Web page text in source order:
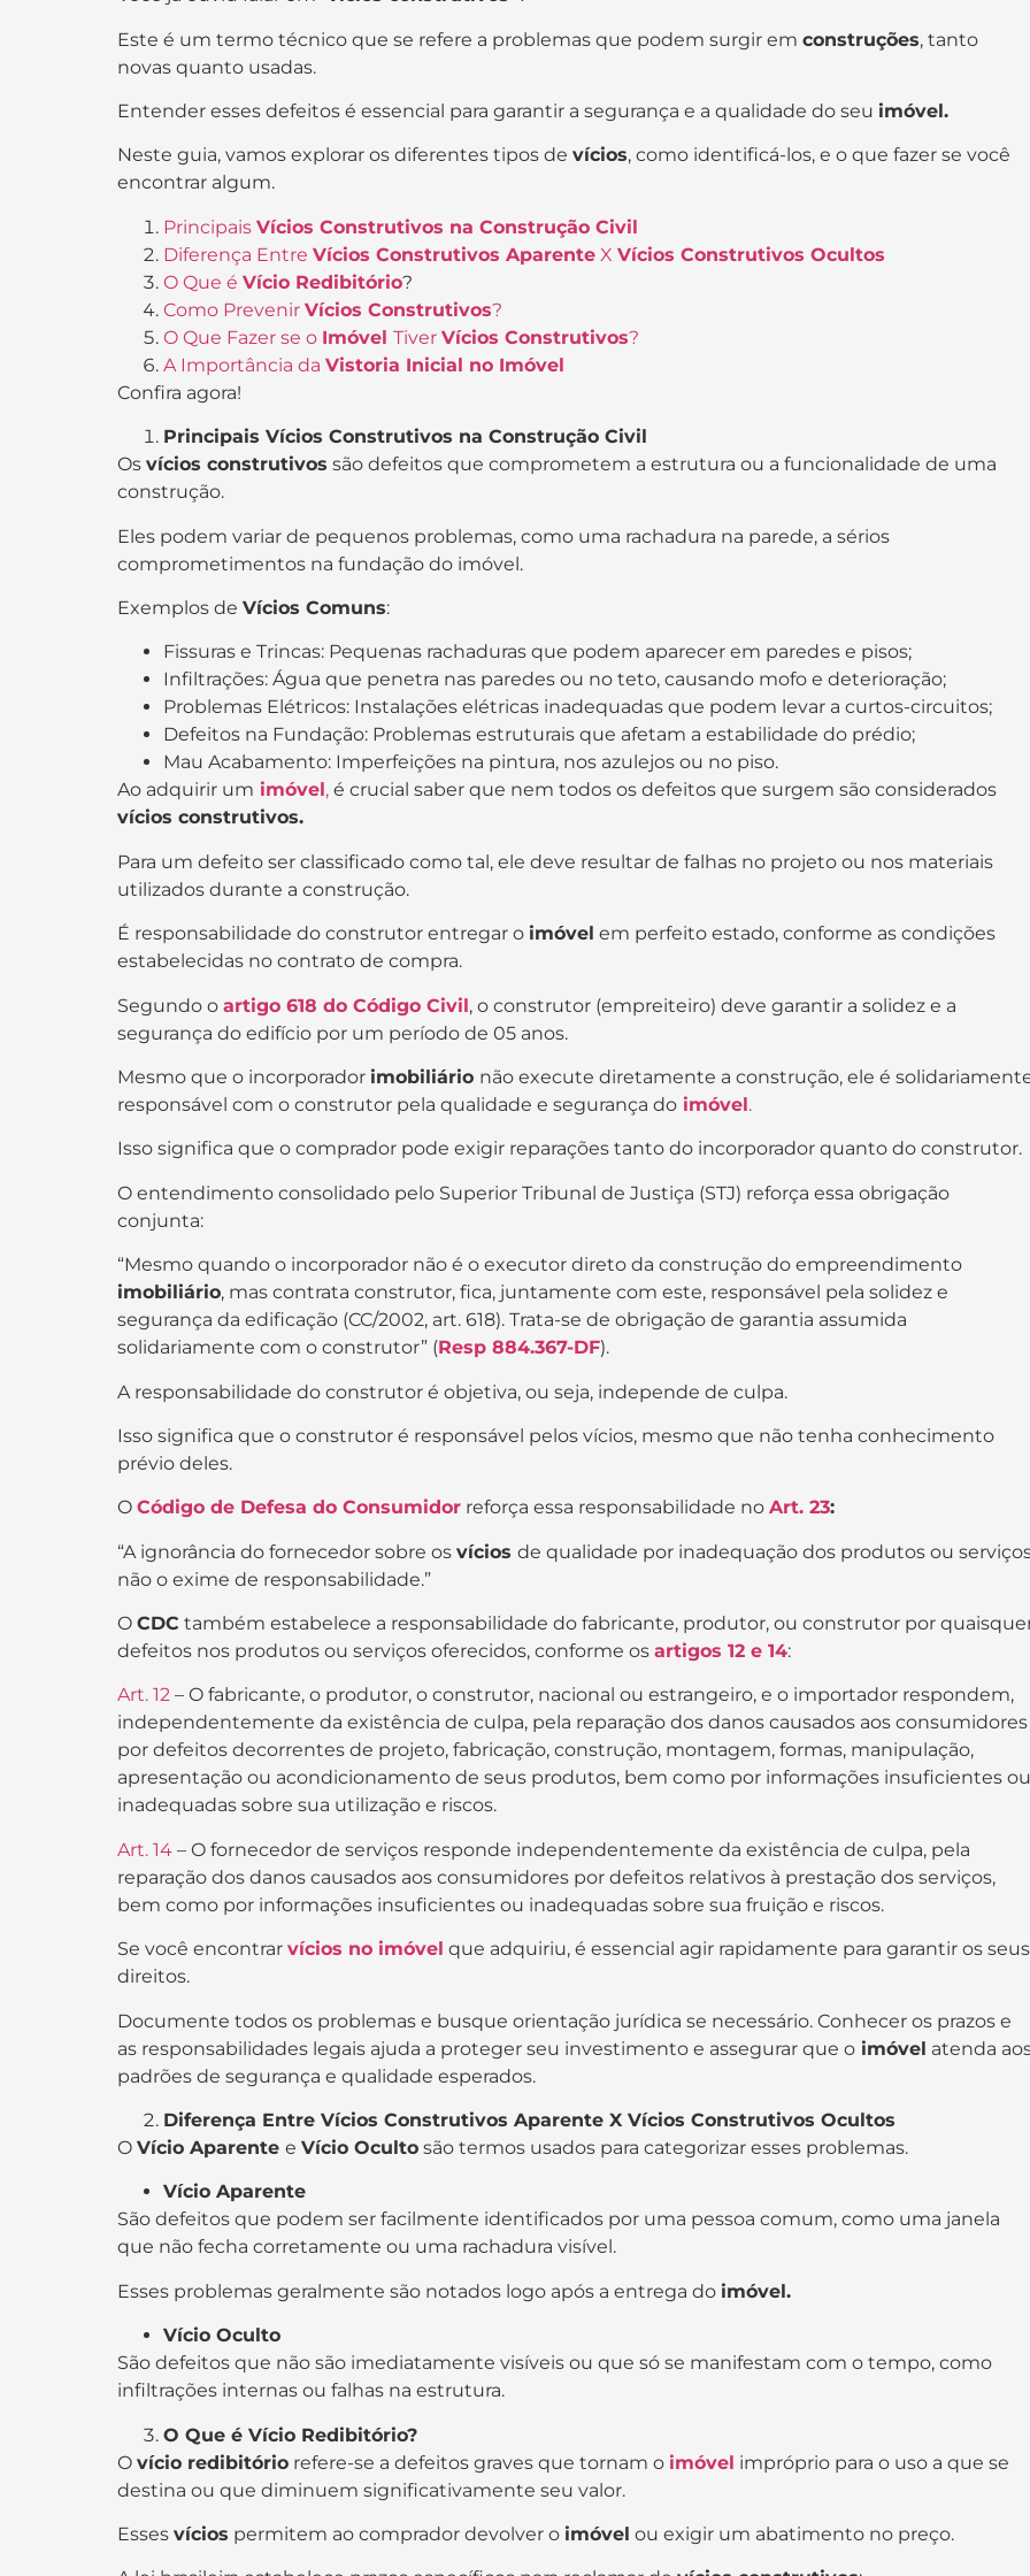
Este é um termo técnico que se refere a problemas que podem surgir em construções, tanto
novas quanto usadas.
Entender esses defeitos é essencial para garantir a segurança e a qualidade do seu imóvel.
Neste guia, vamos explorar os diferentes tipos de vícios, como identificá-los, e o que fazer se você
encontrar algum.
Principais Vícios Construtivos na Construção Civil
Diferença Entre Vícios Construtivos Aparente X Vícios Construtivos Ocultos
O Que é Vício Redibitório?
Como Prevenir Vícios Construtivos?
O Que Fazer se o Imóvel Tiver Vícios Construtivos?
A Importância da Vistoria Inicial no Imóvel
Confira agora!
Principais Vícios Construtivos na Construção Civil
Os vícios construtivos são defeitos que comprometem a estrutura ou a funcionalidade de uma
construção.
Eles podem variar de pequenos problemas, como uma rachadura na parede, a sérios
comprometimentos na fundação do imóvel.
Exemplos de Vícios Comuns:
Fissuras e Trincas: Pequenas rachaduras que podem aparecer em paredes e pisos;
Infiltrações: Água que penetra nas paredes ou no teto, causando mofo e deterioração;
Problemas Elétricos: Instalações elétricas inadequadas que podem levar a curtos-circuitos;
Defeitos na Fundação: Problemas estruturais que afetam a estabilidade do prédio;
Mau Acabamento: Imperfeições na pintura, nos azulejos ou no piso.
Ao adquirir um imóvel , é crucial saber que nem todos os defeitos que surgem são considerados
vícios construtivos.
Para um defeito ser classificado como tal, ele deve resultar de falhas no projeto ou nos materiais
utilizados durante a construção.
É responsabilidade do construtor entregar o imóvel em perfeito estado, conforme as condições
estabelecidas no contrato de compra.
Segundo o artigo 618 do Código Civil, o construtor (empreiteiro) deve garantir a solidez e a
segurança do edifício por um período de 05 anos.
Mesmo que o incorporador imobiliário não execute diretamente a construção, ele é
responsável com o construtor pela qualidade e segurança do imóvel.
Isso significa que o comprador pode exigir reparações tanto do incorporador quanto do construtor.
O entendimento consolidado pelo Superior Tribunal de Justiça (STJ) reforça essa obrigação
conjunta:
“Mesmo quando o incorporador não é o executor direto da construção do empreendimento
imobiliário, mas contrata construtor, fica, juntamente com este, responsável pela solidez e
segurança da edificação (CC/2002, art. 618). Trata-se de obrigação de garantia assumida
solidariamente com o construtor” (Resp 884.367-DF).
A responsabilidade do construtor é objetiva, ou seja, independe de culpa.
Isso significa que o construtor é responsável pelos vícios, mesmo que não tenha conhecimento
prévio deles.
O Código de Defesa do Consumidor reforça essa responsabilidade no Art. 23:
“A ignorância do fornecedor sobre os vícios de qualidade por inadequação dos produtos ou
não o exime de responsabilidade.”
O CDC também estabelece a responsabilidade do fabricante, produtor, ou construtor por
defeitos nos produtos ou serviços oferecidos, conforme os artigos 12 e 14:
Art. 12 – O fabricante, o produtor, o construtor, nacional ou estrangeiro, e o importador respondem,
independentemente da existência de culpa, pela reparação dos danos causados aos consumidores
por defeitos decorrentes de projeto, fabricação, construção, montagem, formas, manipulação,
apresentação ou acondicionamento de seus produtos, bem como por informações insuficientes ou
inadequadas sobre sua utilização e riscos.
Art. 14 – O fornecedor de serviços responde independentemente da existência de culpa, pela
reparação dos danos causados aos consumidores por defeitos relativos à prestação dos serviços,
bem como por informações insuficientes ou inadequadas sobre sua fruição e riscos.
Se você encontrar vícios no imóvel que adquiriu, é essencial agir rapidamente para garantir os seus
direitos.
Documente todos os problemas e busque orientação jurídica se necessário. Conhecer os prazos e
as responsabilidades legais ajuda a proteger seu investimento e assegurar que o imóvel atenda
padrões de segurança e qualidade esperados.
Diferença Entre Vícios Construtivos Aparente X Vícios Construtivos Ocultos
O Vício Aparente e Vício Oculto são termos usados para categorizar esses problemas.
Vício Aparente
São defeitos que podem ser facilmente identificados por uma pessoa comum, como uma janela
que não fecha corretamente ou uma rachadura visível.
Esses problemas geralmente são notados logo após a entrega do imóvel.
Vício Oculto
São defeitos que não são imediatamente visíveis ou que só se manifestam com o tempo, como
infiltrações internas ou falhas na estrutura.
O Que é Vício Redibitório?
O vício redibitório refere-se a defeitos graves que tornam o imóvel impróprio para o uso a que se
destina ou que diminuem significativamente seu valor.
Esses vícios permitem ao comprador devolver o imóvel ou exigir um abatimento no preço.